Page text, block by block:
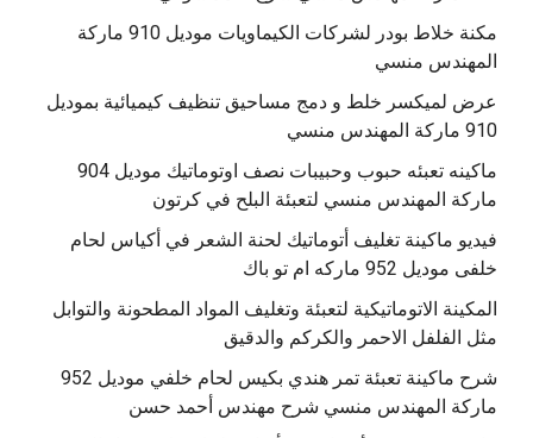
مكنة خلاط بودر لشركات الكيماويات موديل 910 ماركة
المهندس منسي
عرض لميكسر خلط و دمج مساحيق تنظيف كيميائية بموديل
910 ماركة المهندس منسي
‫ماكينه تعبئه حبوب وحبيبات نصف اوتوماتيك موديل 904
‫فيديو ماكينة تغليف أتوماتيك لحنة الشعر في أكياس لحام
خلفى موديل 952 ماركه ام تو باك
المكينة الاتوماتيكية لتعبئة وتغليف المواد المطحونة والتوابل
مثل الفلفل الاحمر والكركم والدقيق
‫شرح ماكينة تعبئة تمر هندي بكيس لحام خلفي موديل 952